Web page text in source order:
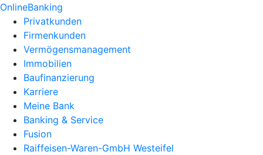
OnlineBanking
Privatkunden
Firmenkunden
Vermögensmanagement
Immobilien
Baufinanzierung
Karriere
Meine Bank
Banking & Service
Fusion
Raiffeisen-Waren-GmbH Westeifel